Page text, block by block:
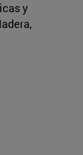
y